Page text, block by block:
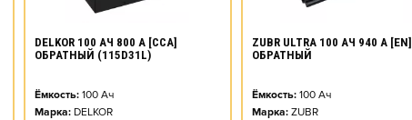
DELKOR 100 АЧ 800 А [CCA]
ОБРАТНЫЙ (115D31L)
Ёмкость: 100 Ач
Марка: DELKOR
ZUBR ULTRA 100 АЧ 940 А [EN]
ОБРАТНЫЙ
Ёмкость: 100Ач
Марка: ZUBR